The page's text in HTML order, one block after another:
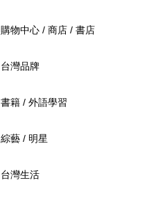
購物中心 / 商店 / 書店
台灣品牌
書籍 / 外語學習
綜藝 / 明星
台灣生活